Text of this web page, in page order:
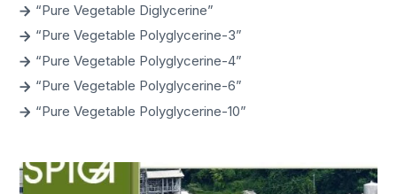
“Pure Vegetable Diglycerine”
“Pure Vegetable Polyglycerine-3”
“Pure Vegetable Polyglycerine-4”
“Pure Vegetable Polyglycerine-6”
“Pure Vegetable Polyglycerine-10”